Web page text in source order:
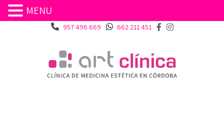
957 496 669 662 211 451
MENU